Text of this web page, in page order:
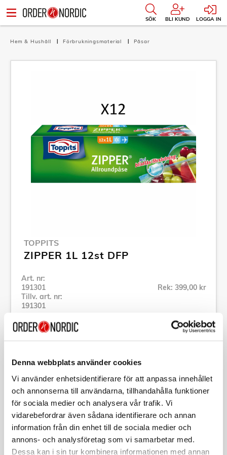
Denna webbplats använder cookies
Vi använder enhetsidentifierare för att anpassa innehållet
och annonserna till användarna, tillhandahålla funktioner
för sociala medier och analysera vår trafik. Vi
vidarebefordrar även sådana identifierare och annan
information från din enhet till de sociala medier och
annons- och analysföretag som vi samarbetar med.
Dessa kan i sin tur kombinera informationen med annan
SÖK BLI KUND LOGGA IN
Hem & Hushåll Förbrukningsmaterial Påsar
TOPPITS
ZIPPER 1L 12st DFP
Art. nr:
191301
Tillv. art. nr:
191301
Rek: 399,00 kr
Specifikation
Beskrivning
Art. nr:191301
Tillv. art. nr:191301
EAN-kod: